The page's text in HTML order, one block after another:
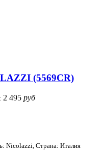
(5569CR)
2 495 руб
Nicolazzi, Страна: Италия